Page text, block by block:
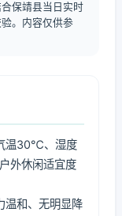
保靖县当日实时
。内容仅供参
温30℃、湿度
外休闲适宜度
温和、无明显降